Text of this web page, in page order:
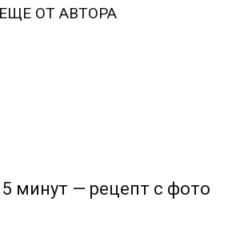
ЕЩЕ ОТ АВТОРА
минут — рецепт с фото